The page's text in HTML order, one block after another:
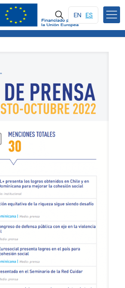
EN ES